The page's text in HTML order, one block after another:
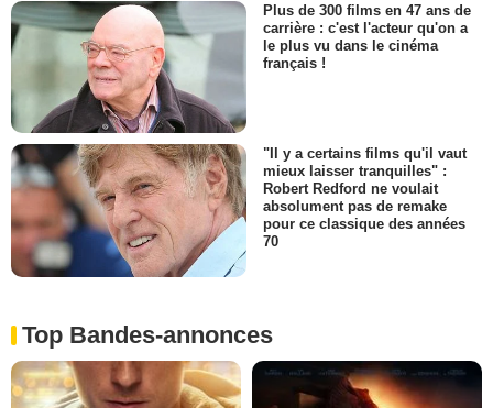
Plus de 300 films en 47 ans de
carrière : c'est l'acteur qu'on a
le plus vu dans le cinéma
français !
"Il y a certains films qu'il vaut
mieux laisser tranquilles" :
Robert Redford ne voulait
absolument pas de remake
pour ce classique des années
70
Top Bandes-annonces